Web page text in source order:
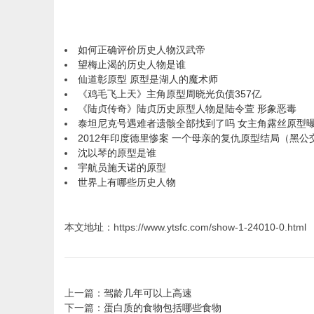
如何正确评价历史人物汉武帝
望梅止渴的历史人物是谁
仙道彰原型 原型是湖人的魔术师
《鸡毛飞上天》主角原型周晓光负债357亿
《陆贞传奇》陆贞历史原型人物是陆令萱 形象恶毒
泰坦尼克号遇难者遗骸全部找到了吗 女主角露丝原型
2012年印度德里惨案 一个母亲的复仇原型结局（黑公
沈以琴的原型是谁
宇航员施天诺的原型
世界上有哪些历史人物
本文地址：https://www.ytsfc.com/show-1-24010-0.html
上一篇： 驾龄几年可以上高速
下一篇： 蛋白质的食物包括哪些食物